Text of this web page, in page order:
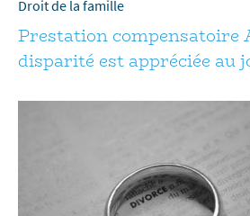
Droit de la famille
Prestation compensatoire
disparité est appréciée au